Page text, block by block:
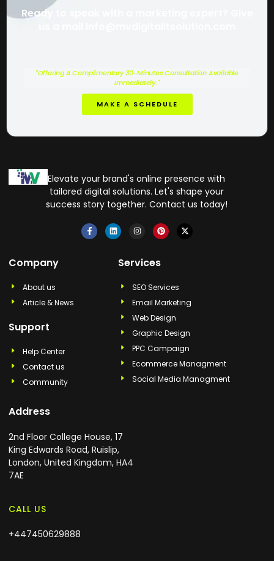
Ready to speak with a marketing expert? Give
"Offering A Complimentary 30-Minutes Consultation Available
Immediately."
MAKE A SCHEDULE
Elevate your brand's online presence with
tailored digital solutions. Let's shape your
success story together. Contact us today!
Company
About us
Article & News
Support
Help Center
Contact us
Community
Services
SEO Services
Email Marketing
Web Design
Graphic Design
PPC Campaign
Ecommerce Managment
Social Media Managment
Address
2nd Floor College House, 17
King Edwards Road, Ruislip,
London, United Kingdom, HA4
7AE
CALL US
+447450629888